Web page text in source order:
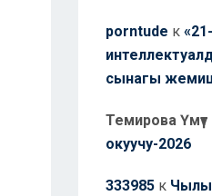
porntude к
сынагы
Темирова Үмүт
окуучу-2026
333985 к